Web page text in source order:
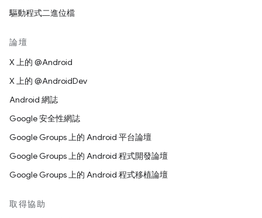
驅動程式二進位檔
論壇
X 上的 @Android
X 上的 @AndroidDev
Android 網誌
Google 安全性網誌
Google Groups 上的 Android 平台論壇
Google Groups 上的 Android 程式開發論壇
Google Groups 上的 Android 程式移植論壇
取得協助